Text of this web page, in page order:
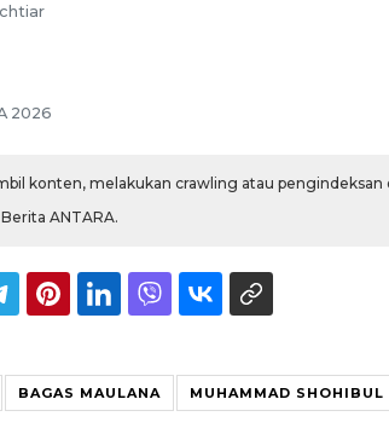
2026
konten, melakukan crawling atau
ANTARA.
BAGAS MAULANA MUHAMMAD SHOHIBUL